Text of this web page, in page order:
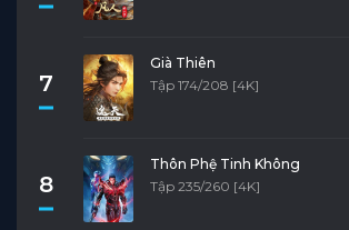
7
Già Thiên
Tập 174/208 [4K]
8
Thôn Phệ Tinh Không
Tập 235/260 [4K]